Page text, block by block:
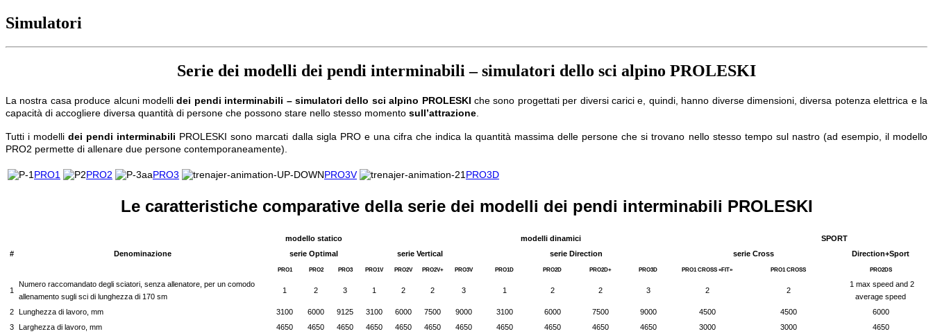
Simulatori
Serie dei modelli dei pendi interminabili – simulatori dello sci alpino PROLESKI
La nostra casa produce alcuni modellidei pendi interminabili – simulatori dello sci alpino PROLESKI che sono progettati per diversi carici e, quindi, hanno diverse dimensioni, diversa potenza elettrica e la
capacità di accogliere diversa quantità di persone che possono stare nello stesso momento sull’attrazione
Tutti i modellidei pendi interminabili PROLESKI sono marcati dalla sigla PRO e una cifra che indica la quantità massima delle persone che si trovano nello stesso tempo sul nastro (ad esempio, il modello
PRO2 permette di allenare due persone contemporaneamente).
PRO1 PRO2 PRO3 PRO3V PRO3D
Le caratteristiche comparative della serie dei modelli dei pendi interminabili PROLESKI
# Denominazione
modello statico modelli dinamici
SPORT
serie Optimal
serie Vertical serie Direction serie Cross Direction+Sport
PRO1 PRO2 PRO3 PRO1V PRO2V PRO2V+ PRO3V PRO1D PRO2D PRO2D+ PRO3D PRO1 CROSS «FIT» PRO1 CROSS PRO2DS
1
Numero raccomandato degli sciatori, senza allenatore, per un comodo
allenamento sugli sci di lunghezza di 170 sm
1 2 3 1 2 2 3 1 2 2 3 2 2
1 max speed and 2
average speed
2
Lunghezza di lavoro, mm 3100 6000 9125 3100 6000 7500 9000 3100 6000 7500 9000 4500 4500
6000
3
Larghezza di lavoro, mm 4650 4650 4650 4650 4650 4650 4650 4650 4650 4650 4650 3000 3000
4650